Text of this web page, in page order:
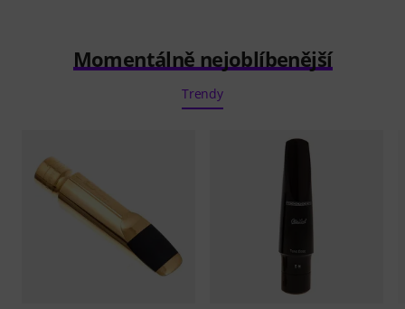
Momentálně nejoblíbenější
Trendy